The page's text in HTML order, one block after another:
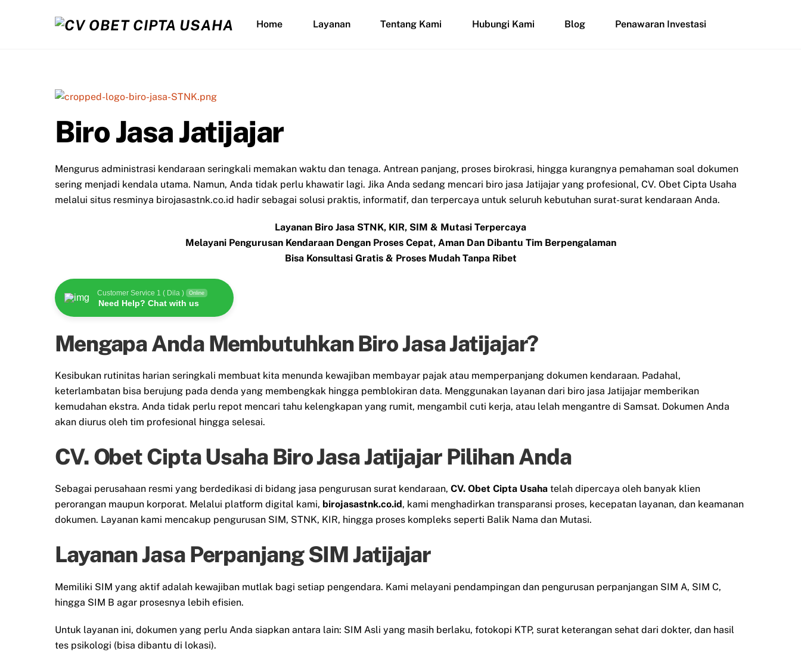
Home Layanan Tentang Kami Hubungi Kami Blog Penawaran Investasi
Biro Jasa Jatijajar
Mengurus administrasi kendaraan seringkali memakan waktu dan tenaga. Antrean panjang, proses birokrasi, hingga kurangnya pemahaman soal dokumen
sering menjadi kendala utama. Namun, Anda tidak perlu khawatir lagi. Jika Anda sedang mencari biro jasa Jatijajar yang profesional, CV. Obet Cipta Usaha
melalui situs resminya birojasastnk.co.id hadir sebagai solusi praktis, informatif, dan terpercaya untuk seluruh kebutuhan surat-surat kendaraan Anda.
Layanan Biro Jasa STNK, KIR, SIM & Mutasi Terpercaya
Melayani Pengurusan Kendaraan Dengan Proses Cepat, Aman Dan Dibantu Tim Berpengalaman
Bisa Konsultasi Gratis & Proses Mudah Tanpa Ribet
Customer Service 1 ( Dila ) Online
Need Help? Chat with us
Mengapa Anda Membutuhkan Biro Jasa Jatijajar?
Kesibukan rutinitas harian seringkali membuat kita menunda kewajiban membayar pajak atau memperpanjang dokumen kendaraan. Padahal,
keterlambatan bisa berujung pada denda yang membengkak hingga pemblokiran data. Menggunakan layanan dari biro jasa Jatijajar memberikan
kemudahan ekstra. Anda tidak perlu repot mencari tahu kelengkapan yang rumit, mengambil cuti kerja, atau lelah mengantre di Samsat. Dokumen Anda
akan diurus oleh tim profesional hingga selesai.
CV. Obet Cipta Usaha Biro Jasa Jatijajar Pilihan Anda
Sebagai perusahaan resmi yang berdedikasi di bidang jasa pengurusan surat kendaraan, CV. Obet Cipta Usaha telah dipercaya oleh banyak klien
perorangan maupun korporat. Melalui platform digital kami, birojasastnk.co.id, kami menghadirkan transparansi proses, kecepatan layanan, dan keamanan
dokumen. Layanan kami mencakup pengurusan SIM, STNK, KIR, hingga proses kompleks seperti Balik Nama dan Mutasi.
Layanan Jasa Perpanjang SIM Jatijajar
Memiliki SIM yang aktif adalah kewajiban mutlak bagi setiap pengendara. Kami melayani pendampingan dan pengurusan perpanjangan SIM A, SIM C,
hingga SIM B agar prosesnya lebih efisien.
Untuk layanan ini, dokumen yang perlu Anda siapkan antara lain: SIM Asli yang masih berlaku, fotokopi KTP, surat keterangan sehat dari dokter, dan hasil
tes psikologi (bisa dibantu di lokasi).